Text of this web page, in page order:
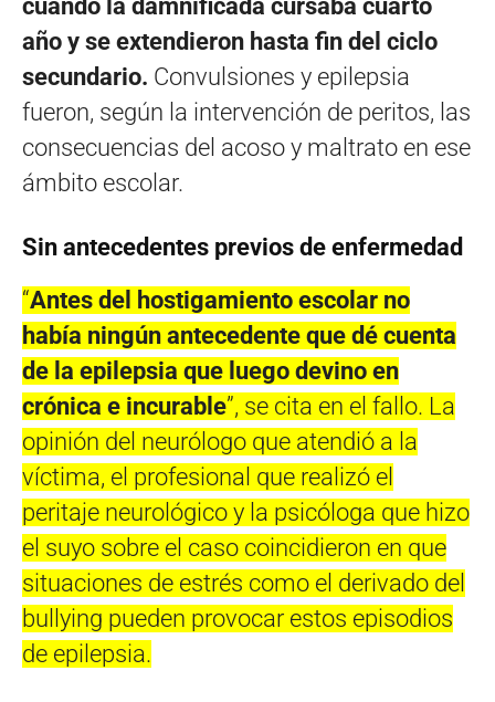
cuando la damnificada cursaba cuarto
año y se extendieron hasta fin del ciclo
secundario. Convulsiones y epilepsia
fueron, según la intervención de peritos, las
consecuencias del acoso y maltrato en ese
ámbito escolar.
Sin antecedentes previos de enfermedad
“Antes del hostigamiento escolar no
había ningún antecedente que dé cuenta
de la epilepsia que luego devino en
crónica e incurable”, se cita en el fallo. La
opinión del neurólogo que atendió a la
víctima, el profesional que realizó el
peritaje neurológico y la psicóloga que hizo
el suyo sobre el caso coincidieron en que
situaciones de estrés como el derivado del
bullying pueden provocar estos episodios
de epilepsia.